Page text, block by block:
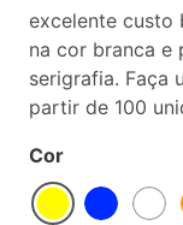
excelente custo
na cor branca e
serigrafia. Faça
partir de 100
Cor